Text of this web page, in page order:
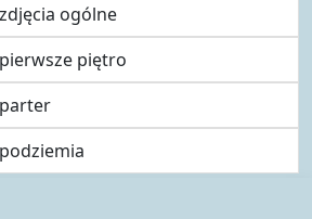
ogólne
piętro